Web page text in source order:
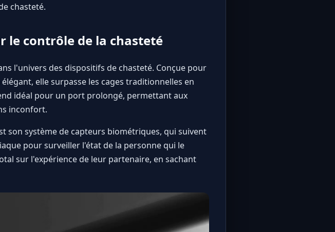
chasteté.
le contrôle de la chasteté
l'univers des dispositifs de chasteté. Conçue pour
elle surpasse les cages traditionnelles en
idéal pour un port prolongé, permettant aux
inconfort.
son système de capteurs biométriques, qui suivent
pour surveiller l'état de la personne qui le
sur l'expérience de leur partenaire, en sachant